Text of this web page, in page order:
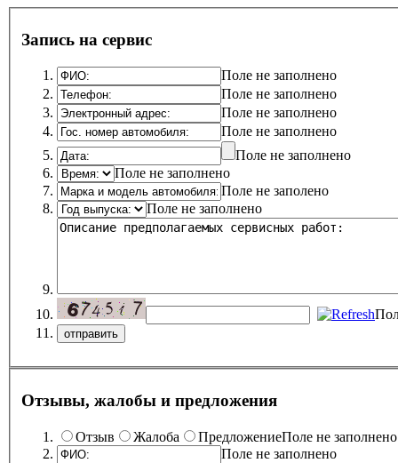
Запись на сервис
Поле не заполнено
Поле не заполнено
Поле не заполнено
Поле не заполнено
Поле не заполнено
Поле не заполнено
Поле не заполено
Поле не заполнено
Отзывы, жалобы и предложения
Отзыв Жалоба ПредложениеПоле не заполнено
Поле не заполнено